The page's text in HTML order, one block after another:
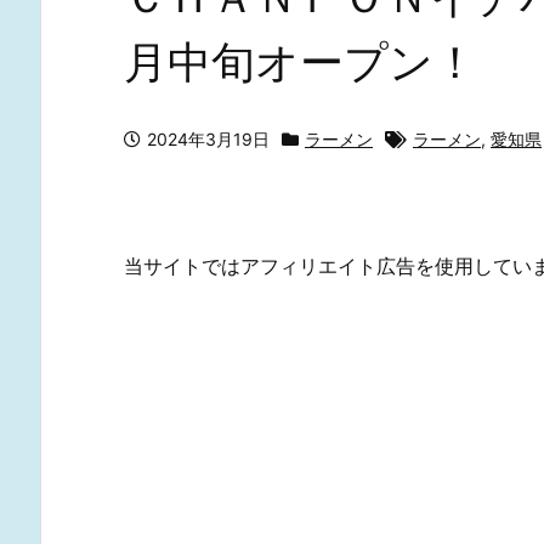
月中旬オープン！
2024年3月19日 ラーメン ラーメン, 愛知県
当サイトではアフィリエイト広告を使用してい